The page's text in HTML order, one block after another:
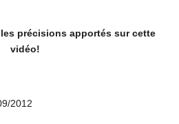
précisions apportés sur cette
vidéo!
2012